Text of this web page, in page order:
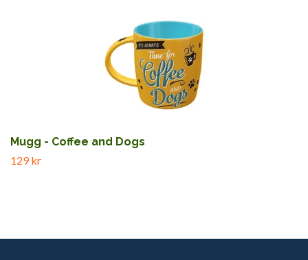
Mugg - Coffee and Dogs
129 kr